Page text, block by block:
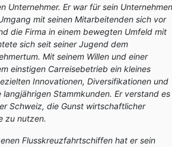
Unternehmer. Er war für sein Unternehmen
mit seinen Mitarbeitenden sich vor
die Firma in einem bewegten Umfeld mit
sich seit seiner Jugend dem
Mit seinem Willen und einer
einstigen Carreisebetrieb ein kleines
Innovationen, Diversifikationen und
Stammkunden. Er verstand es
Schweiz, die Gunst wirtschaftlicher
zu nutzen.
Flusskreuzfahrtschiffen hat er sein